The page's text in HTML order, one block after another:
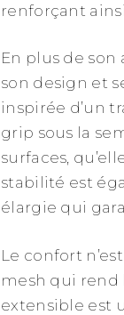
renforçant
En plus de son
son design et
inspirée d’un
grip sous la
surfaces,
stabilité est
élargie qui
Le confort
mesh qui rend
extensible est